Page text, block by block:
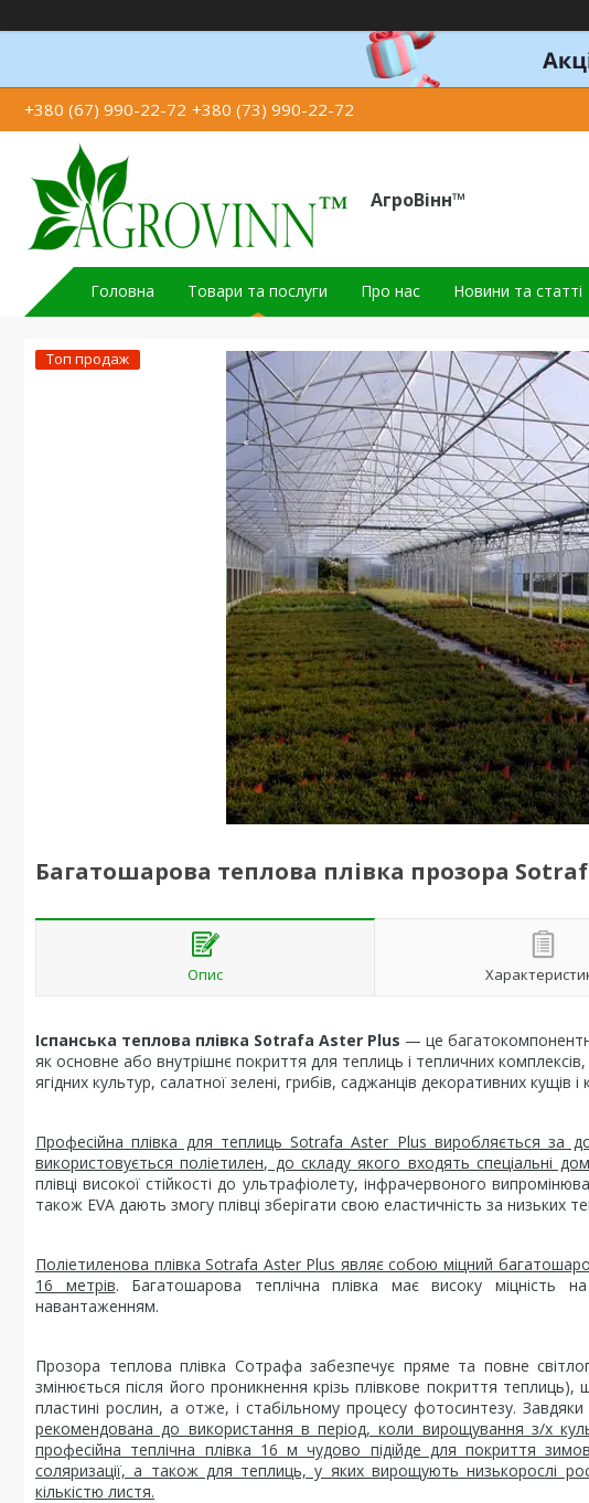
+380 (67) 990-22-72 +380 (73) 990-22-72
АгроВінн™
Головна Товари та послуги Про нас Новини та статті
Топ продаж
Багатошарова теплова плівка прозора
Опис
Іспанська теплова плівка Sotrafa Aster Plus — це
як основне або внутрішнє покриття для теплиць і тепличних
ягідних культур, салатної зелені, грибів, саджанців декоративних кущів і
Професійна плівка для теплиць Sotrafa Aster Plus виробляється за
використовується поліетилен, до складу якого входять спеціальні
плівці високої стійкості до ультрафіолету, інфрачервоного
також EVA дають змогу плівці зберігати свою еластичність за низьких
Поліетиленова плівка Sotrafa Aster Plus являє собою міцний
16 метрів. Багатошарова теплічна плівка має високу міцність
навантаженням.
Прозора теплова плівка Сотрафа забезпечує пряме та повне
змінюється після його проникнення крізь плівкове покриття теплиць),
пластині рослин, а отже, і стабільному процесу фотосинтезу.
рекомендована до використання в період, коли вирощування з/х
професійна теплічна плівка 16 м чудово підійде для покриття
соляризації, а також для теплиць, у яких вирощують низькорослі
кількістю листя.